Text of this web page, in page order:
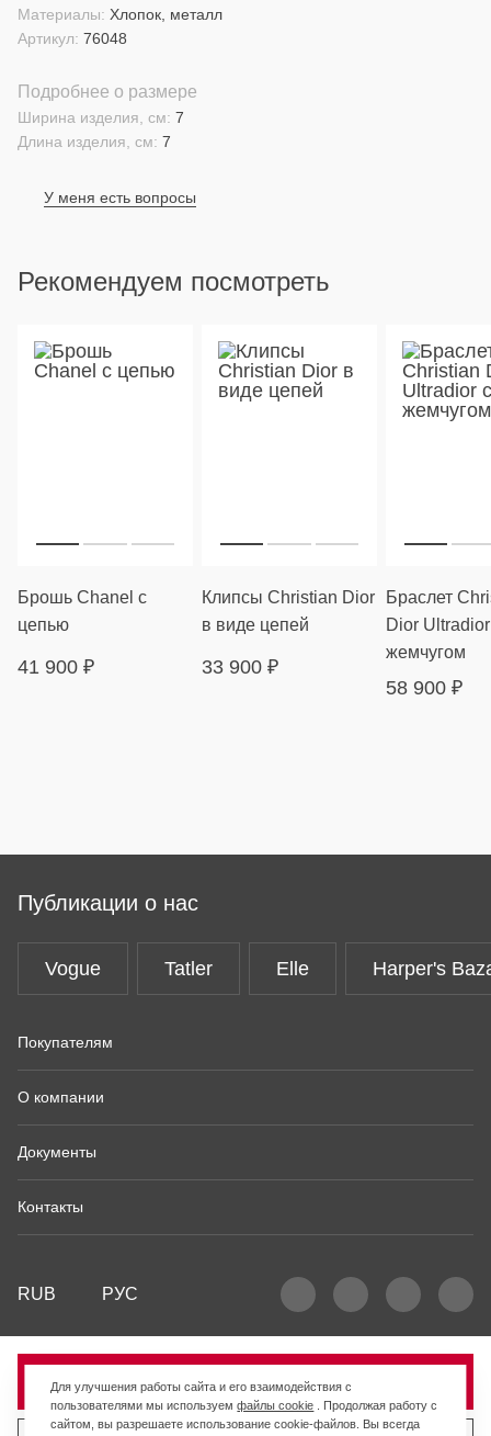
Продано
Материалы: Хлопок, металл
Артикул: 76048
Подробнее о размере
Длина изделия, см: 7
Ширина изделия, см: 7
У меня есть вопросы
Рекомендуем посмотреть
Брошь Chanel с
цепью
41 900 ₽
Клипсы Christian Dior
в виде цепей
33 900 ₽
Браслет
Dior
жемчугом
58 900 ₽
Публикации о нас
Vogue Tatler Elle Harper's
Покупателям
О компании
Документы
Контакты
RUB РУС
Для улучшения работы сайта и его взаимодействия с
пользователями мы используемфайлы cookie . Продолжая работу с
сайтом, вы разрешаете использование cookie-файлов. Вы всегда